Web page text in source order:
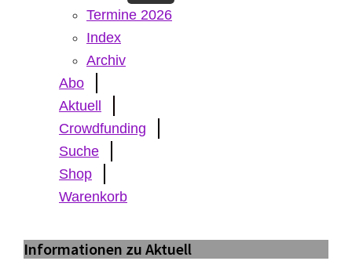
Termine 2026
Index
Archiv
Abo
Aktuell
Crowdfunding
Suche
Shop
Warenkorb
Informationen zu Aktuell